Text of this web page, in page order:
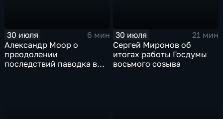
30 июля
6 мин
Александр Моор о
преодолении
последствий паводка в
30 июля
21 мин
Сергей Миронов об
итогах работы Госдумы
восьмого созыва